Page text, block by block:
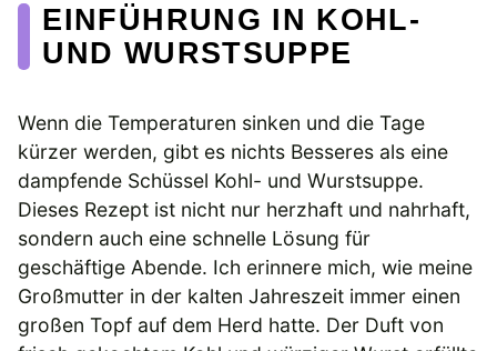
EINFÜHRUNG IN KOHL-
UND WURSTSUPPE
Wenn die Temperaturen sinken und die Tage
kürzer werden, gibt es nichts Besseres als eine
dampfende Schüssel Kohl- und Wurstsuppe.
Dieses Rezept ist nicht nur herzhaft und nahrhaft,
sondern auch eine schnelle Lösung für
geschäftige Abende. Ich erinnere mich, wie meine
Großmutter in der kalten Jahreszeit immer einen
großen Topf auf dem Herd hatte. Der Duft von